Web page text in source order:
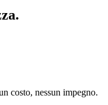
costo, nessun impegno.